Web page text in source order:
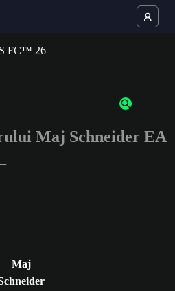
of 3 characters or numbers
Maj Schneider EA
Maj